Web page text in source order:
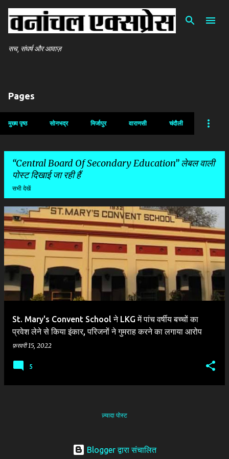
सीधे मुख्य सामग्री पर जाएं
सच, संघर्ष और आवाज़
Pages
मुख्य पृष्ठ सोनभद्र मिर्जापुर वाराणसी चंदौली
Central Board Of Secondary Education लेबल वाली
पोस्ट दिखाई जा रही हैं
सभी देखें
सं
दे
श
St. Mary's Convent School ने LKG में पांच वर्षीय बच्चों का
प्रवेश लेने से किया इंकार, परिजनों ने गुमराह करने का लगाया आरोप
फ़रवरी 15, 2022
5
ज़्यादा पोस्ट
Blogger द्वारा संचालित